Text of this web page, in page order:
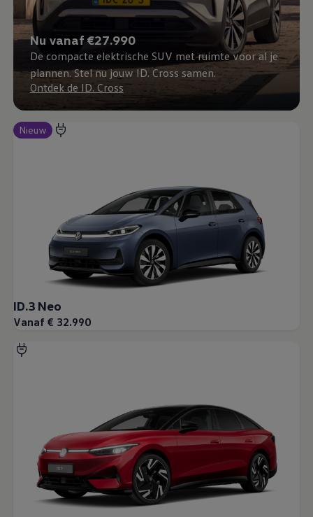
Nu vanaf €27.990
De compacte elektrische SUV met ruimte voor al je
plannen. Stel nu jouw ID. Cross samen.
Ontdek de ID. Cross
Nieuw
ID.3 Neo
Vanaf € 32.990